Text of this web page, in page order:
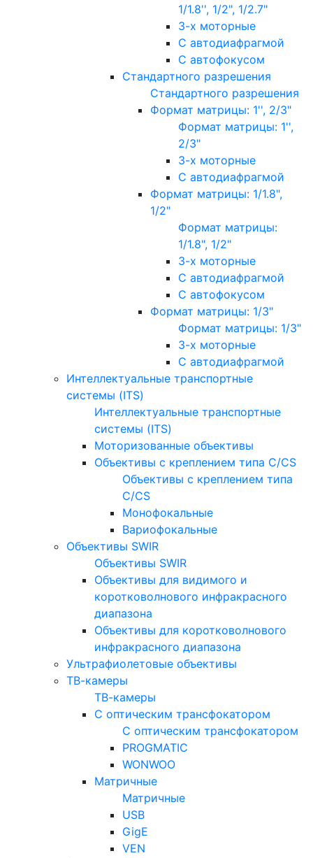
1/1.8'', 1/2", 1/2.7"
3-х моторные
С автодиафрагмой
С автофокусом
Стандартного разрешения
Стандартного разрешения
Формат матрицы: 1'', 2/3"
Формат матрицы: 1'',
2/3"
3-х моторные
С автодиафрагмой
Формат матрицы: 1/1.8",
1/2"
Формат матрицы:
1/1.8", 1/2"
3-х моторные
С автодиафрагмой
С автофокусом
Формат матрицы: 1/3"
Формат матрицы: 1/3"
3-х моторные
С автодиафрагмой
Интеллектуальные транспортные
системы (ITS)
Интеллектуальные транспортные
системы (ITS)
Моторизованные объективы
Объективы с креплением типа C/CS
Объективы с креплением типа
C/CS
Монофокальные
Вариофокальные
Объективы SWIR
Объективы SWIR
Объективы для видимого и
коротковолнового инфракрасного
диапазона
Объективы для коротковолнового
инфракрасного диапазона
Ультрафиолетовые объективы
ТВ-камеры
ТВ-камеры
С оптическим трансфокатором
С оптическим трансфокатором
PROGMATIC
WONWOO
Матричные
Матричные
USB
GigE
VEN